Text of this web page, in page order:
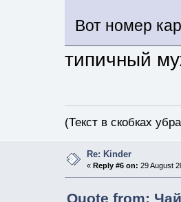
Вот номер
типичный
(Текст в скобках
Re: Kinder
«Reply #6 on: 29 August
Quote from: